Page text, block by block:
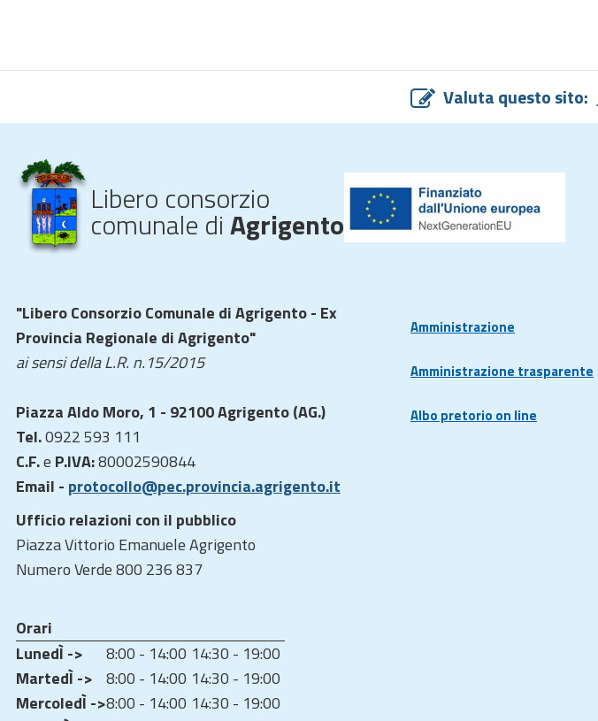
Valuta questo sito:
Libero consorzio
comunale diAgrigento
"Libero Consorzio Comunale di Agrigento - Ex
Provincia Regionale di Agrigento"
ai sensi della L.R. n.15/2015
Piazza Aldo Moro, 1 - 92100 Agrigento (AG.)
Tel.0922 593 111
C.F.e P.IVA:80002590844
Email - protocollo@pec.provincia.agrigento.it
Ufficio relazioni con il pubblico
Piazza Vittorio Emanuele Agrigento
Numero Verde 800 236 837
Orari
LunedÌ ->
8:00 - 14:00 14:30 - 19:00
MartedÌ -> 8:00 - 14:00 14:30 - 19:00
MercoledÌ ->8:00 - 14:00 14:30 - 19:00
Amministrazione
Amministrazione trasparente
Albo pretorio on line